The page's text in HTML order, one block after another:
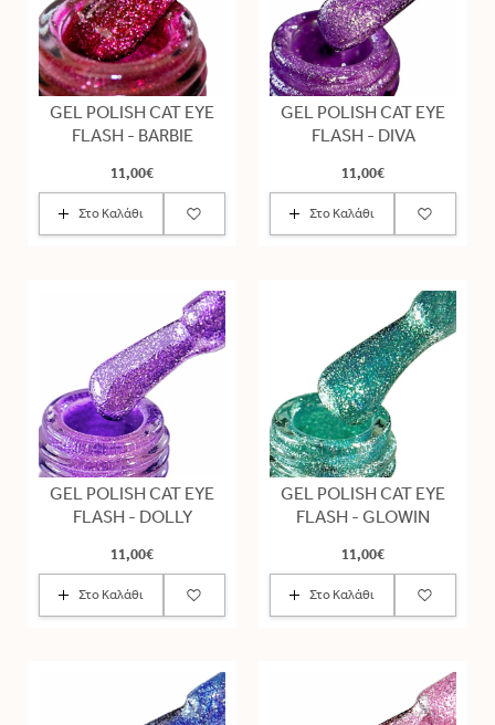
GEL POLISH CAT EYE
FLASH - BARBIE
11,00€
Στο Καλάθι
GEL POLISH CAT EYE
FLASH - DIVA
11,00€
Στο Καλάθι
GEL POLISH CAT EYE
FLASH - DOLLY
11,00€
Στο Καλάθι
GEL POLISH CAT EYE
FLASH - GLOWIN
11,00€
Στο Καλάθι